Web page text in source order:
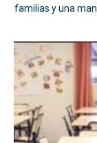
familias y una